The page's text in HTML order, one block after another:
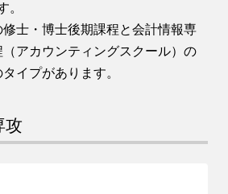
。
士・博士後期課程と会計情報専
アカウンティングスクール）の
イプがあります。
攻